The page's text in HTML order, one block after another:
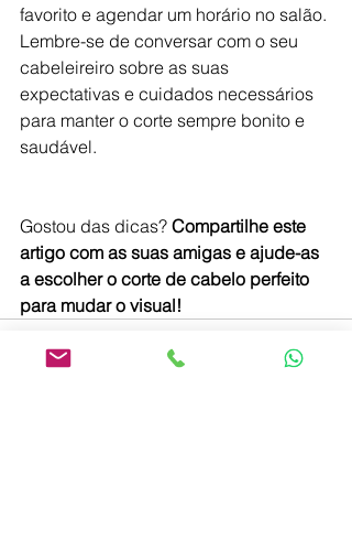
favorito e agendar um horário no salão.
Lembre-se de conversar com o seu
cabeleireiro sobre as suas
expectativas e cuidados necessários
para manter o corte sempre bonito e
saudável.
Gostou das dicas? Compartilhe este
artigo com as suas amigas e ajude-as
a escolher o corte de cabelo perfeito
para mudar o visual!